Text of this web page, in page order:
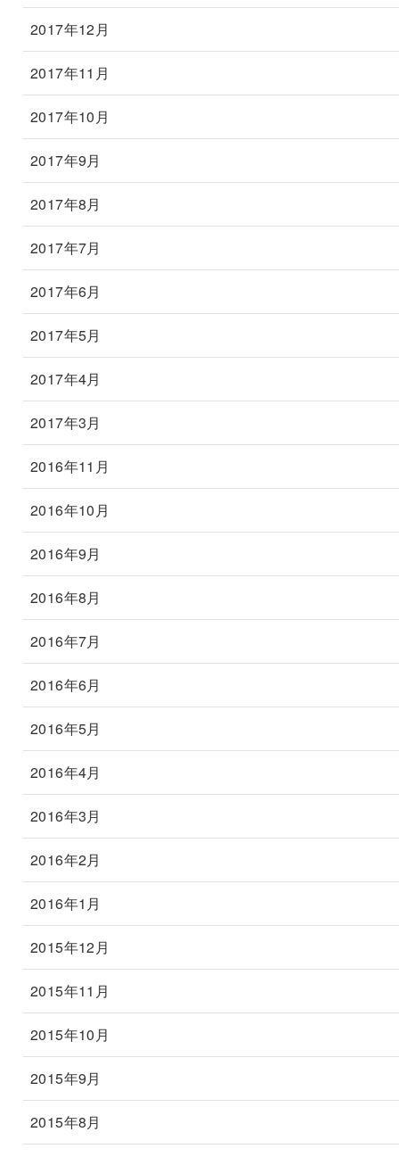
2017年12月
2017年11月
2017年10月
2017年9月
2017年8月
2017年7月
2017年6月
2017年5月
2017年4月
2017年3月
2016年11月
2016年10月
2016年9月
2016年8月
2016年7月
2016年6月
2016年5月
2016年4月
2016年3月
2016年2月
2016年1月
2015年12月
2015年11月
2015年10月
2015年9月
2015年8月